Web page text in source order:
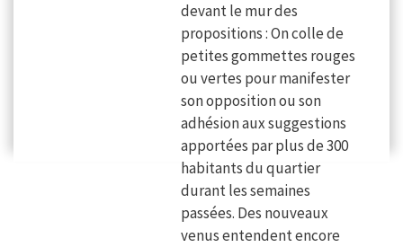
devant le mur des
propositions : On colle de
petites gommettes rouges
ou vertes pour manifester
son opposition ou son
adhésion aux suggestions
apportées par plus de 300
habitants du quartier
durant les semaines
passées. Des nouveaux
venus entendent encore